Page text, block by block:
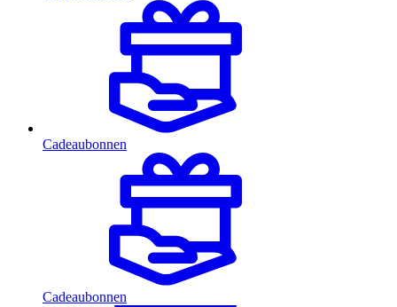
Cadeaubonnen
Cadeaubonnen